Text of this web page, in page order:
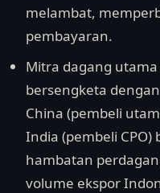
melambat,
pembayaran.
Mitra dagang
bersengketa
China (pembeli
India (pembeli CPO)
hambatan
volume ekspor